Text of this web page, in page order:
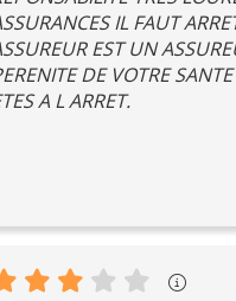
IL FAUT
EST UN
DE VOTRE
A L ARRET.